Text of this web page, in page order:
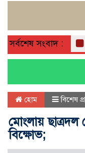
সর্বশেষ সংবাদ :
হোম বিশেষ
মোংলায় ছাত্রদল
বিক্ষোভ;